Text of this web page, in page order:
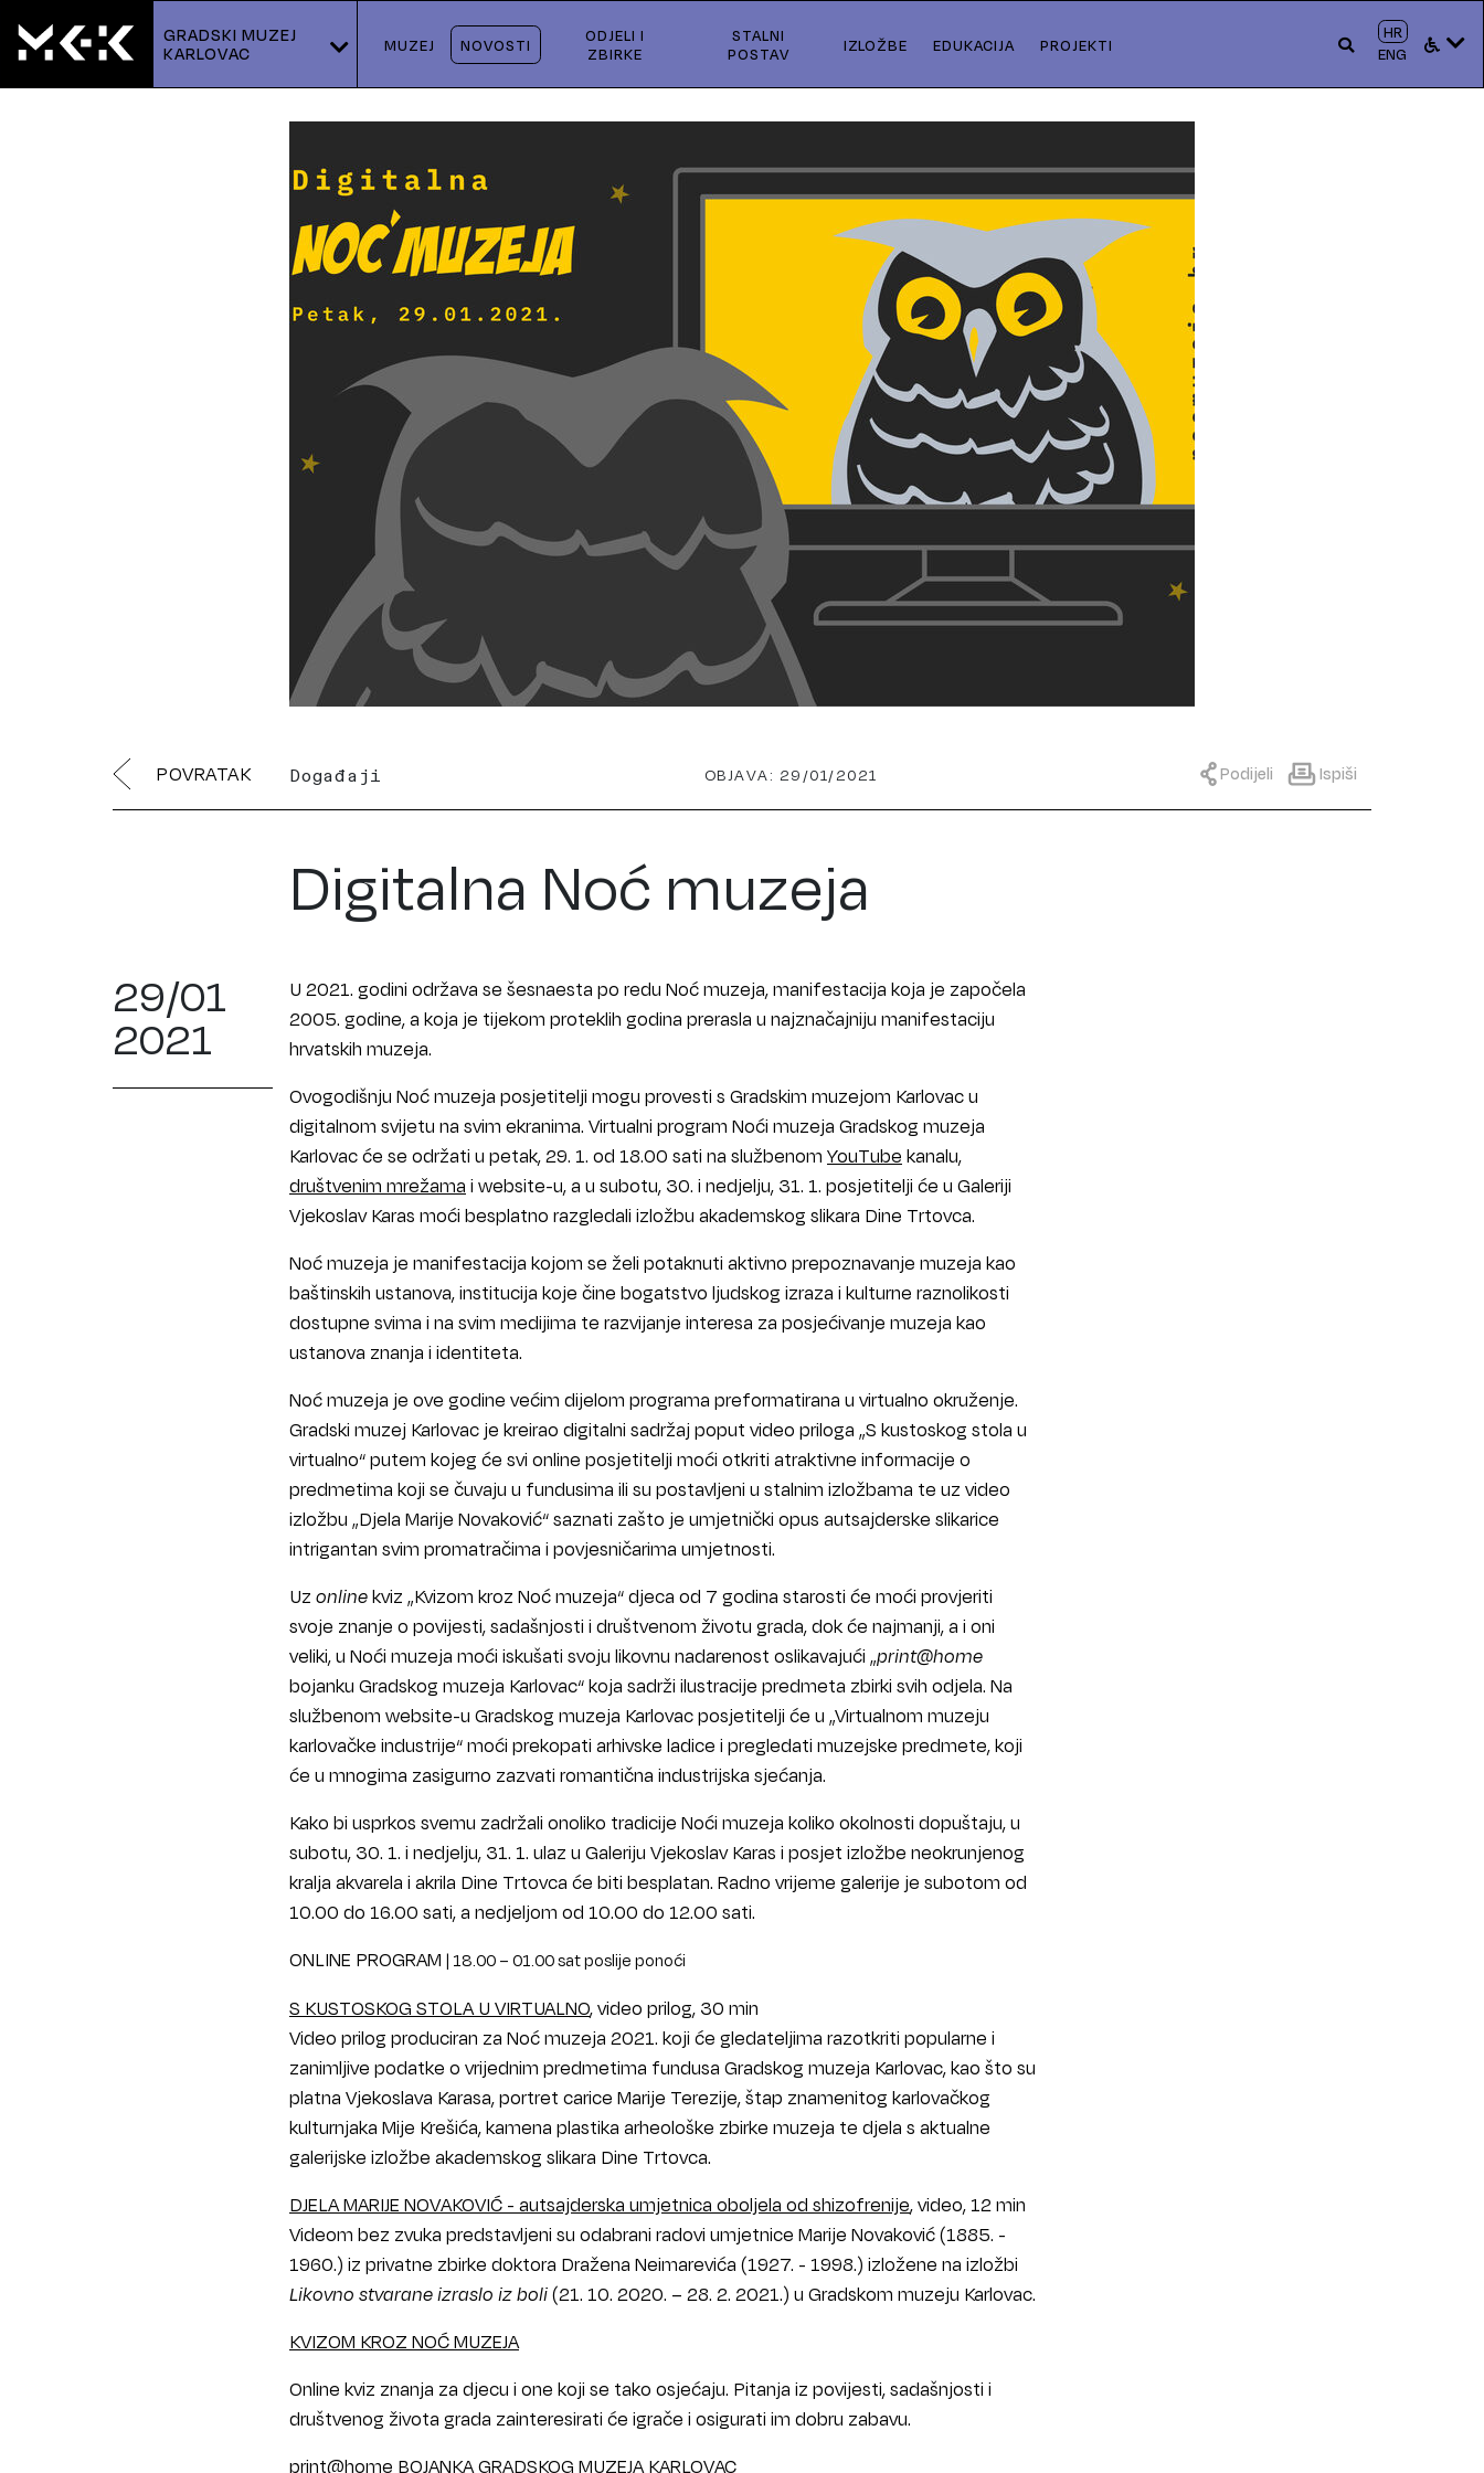
GRADSKI MUZEJ
KARLOVAC
MUZEJ NOVOSTI
ODJELI I
ZBIRKE
STALNI
POSTAV
IZLOŽBE EDUKACIJA PROJEKTI
HR
ENG
POVRATAK Događaji OBJAVA: 29/01/2021 Podijeli Ispiši
Digitalna Noć muzeja
29/01
2021
U 2021. godini održava se šesnaesta po redu Noć muzeja, manifestacija koja je započela
2005. godine, a koja je tijekom proteklih godina prerasla u najznačajniju manifestaciju
hrvatskih muzeja.
Ovogodišnju Noć muzeja posjetitelji mogu provesti s Gradskim muzejom Karlovac u
digitalnom svijetu na svim ekranima. Virtualni program Noći muzeja Gradskog muzeja
Karlovac će se održati u petak, 29. 1. od 18.00 sati na službenom YouTube kanalu,
društvenim mrežama i website-u, a u subotu, 30. i nedjelju, 31. 1. posjetitelji će u Galeriji
Vjekoslav Karas moći besplatno razgledali izložbu akademskog slikara Dine Trtovca.
Noć muzeja je manifestacija kojom se želi potaknuti aktivno prepoznavanje muzeja kao
baštinskih ustanova, institucija koje čine bogatstvo ljudskog izraza i kulturne raznolikosti
dostupne svima i na svim medijima te razvijanje interesa za posjećivanje muzeja kao
ustanova znanja i identiteta.
Noć muzeja je ove godine većim dijelom programa preformatirana u virtualno okruženje.
Gradski muzej Karlovac je kreirao digitalni sadržaj poput video priloga „S kustoskog stola u
virtualno“ putem kojeg će svi online posjetitelji moći otkriti atraktivne informacije o
predmetima koji se čuvaju u fundusima ili su postavljeni u stalnim izložbama te uz video
izložbu „Djela Marije Novaković“ saznati zašto je umjetnički opus autsajderske slikarice
intrigantan svim promatračima i povjesničarima umjetnosti.
Uz onlinekviz „Kvizom kroz Noć muzeja“ djeca od 7 godina starosti će moći provjeriti
svoje znanje o povijesti, sadašnjosti i društvenom životu grada, dok će najmanji, a i oni
veliki, u Noći muzeja moći iskušati svoju likovnu nadarenost oslikavajući „print@home
bojanku Gradskog muzeja Karlovac“ koja sadrži ilustracije predmeta zbirki svih odjela. Na
službenom website-u Gradskog muzeja Karlovac posjetitelji će u „Virtualnom muzeju
karlovačke industrije“ moći prekopati arhivske ladice i pregledati muzejske predmete, koji
će u mnogima zasigurno zazvati romantična industrijska sjećanja.
Kako bi usprkos svemu zadržali onoliko tradicije Noći muzeja koliko okolnosti dopuštaju, u
subotu, 30. 1. i nedjelju, 31. 1. ulaz u Galeriju Vjekoslav Karas i posjet izložbe neokrunjenog
kralja akvarela i akrila Dine Trtovca će biti besplatan. Radno vrijeme galerije je subotom od
10.00 do 16.00 sati, a nedjeljom od 10.00 do 12.00 sati.
ONLINE PROGRAM | 18.00 – 01.00 sat poslije ponoći
S KUSTOSKOG STOLA U VIRTUALNO, video prilog, 30 min
Video prilog produciran za Noć muzeja 2021. koji će gledateljima razotkriti popularne i
zanimljive podatke o vrijednim predmetima fundusa Gradskog muzeja Karlovac, kao što su
platna Vjekoslava Karasa, portret carice Marije Terezije, štap znamenitog karlovačkog
kulturnjaka Mije Krešića, kamena plastika arheološke zbirke muzeja te djela s aktualne
galerijske izložbe akademskog slikara Dine Trtovca.
DJELA MARIJE NOVAKOVIĆ - autsajderska umjetnica oboljela od shizofrenije, video, 12 min
Videom bez zvuka predstavljeni su odabrani radovi umjetnice Marije Novaković (1885. -
1960.) iz privatne zbirke doktora Dražena Neimarevića (1927. - 1998.) izložene na izložbi
Likovno stvarane izraslo iz boli(21. 10. 2020. – 28. 2. 2021.) u Gradskom muzeju Karlovac.
KVIZOM KROZ NOĆ MUZEJA
Online kviz znanja za djecu i one koji se tako osjećaju. Pitanja iz povijesti, sadašnjosti i
društvenog života grada zainteresirati će igrače i osigurati im dobru zabavu.
print@home BOJANKA GRADSKOG MUZEJA KARLOVAC